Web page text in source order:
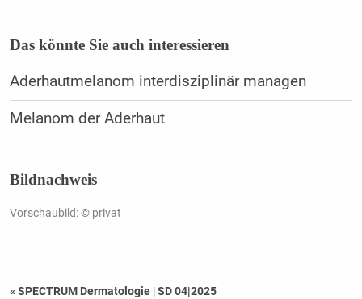
Das könnte Sie auch interessieren
Aderhautmelanom interdisziplinär managen
Melanom der Aderhaut
Bildnachweis
Vorschaubild: © privat
« SPECTRUM Dermatologie |SD 04|2025